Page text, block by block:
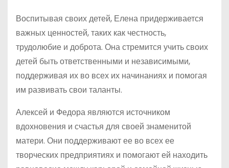
Воспитывая своих детей, Елена придерживается
важных ценностей, таких как честность,
трудолюбие и доброта. Она стремится учить своих
детей быть ответственными и независимыми,
поддерживая их во всех их начинаниях и помогая
им развивать свои таланты.
Алексей и Федора являются источником
вдохновения и счастья для своей знаменитой
матери. Они поддерживают ее во всех ее
творческих предприятиях и помогают ей находить